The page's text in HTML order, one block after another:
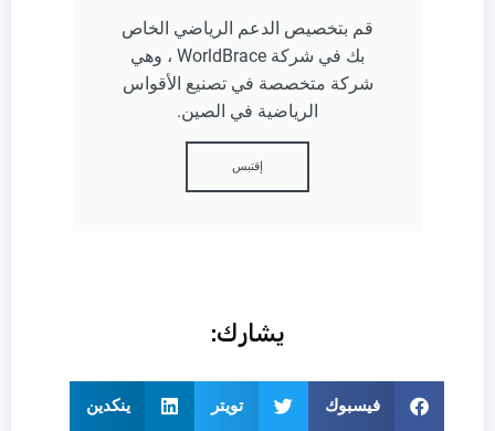
قم بتخصيص الدعم الرياضي الخاص
بك في شركة WorldBrace ، وهي
شركة متخصصة في تصنيع الأقواس
الرياضية في الصين.
إقتبس
يشارك:
فيسبوك تويتر ينكدين